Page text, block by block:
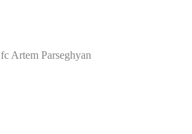
Artem Parseghyan